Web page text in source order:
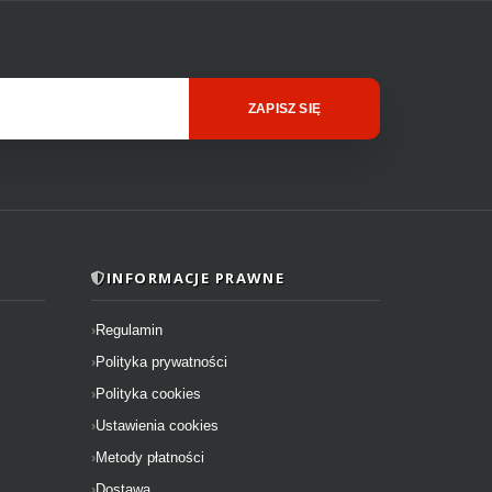
ZAPISZ SIĘ
INFORMACJE PRAWNE
Regulamin
Polityka prywatności
Polityka cookies
Ustawienia cookies
Metody płatności